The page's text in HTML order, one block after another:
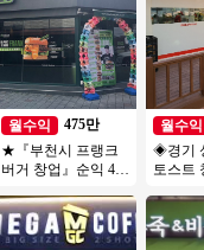
월수익
475만
★『부천시 프랭크
버거 창업』순익 475
투잡창업 부부창업
추천★
월수익
◈경기
토스트
초보창
은퇴창